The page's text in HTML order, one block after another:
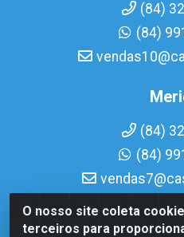
O nosso site coleta
terceiros para
(84)
(84)
(84)
(84)
Casa Norte LTDA - Av.